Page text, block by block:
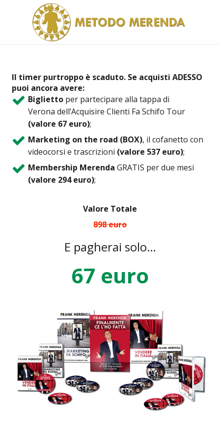
Il timer purtroppo è scaduto. Se acquisti ADESSO
puoi ancora avere:
Biglietto per partecipare alla tappa di
Verona dell’Acquisire Clienti Fa Schifo Tour
(valore 67 euro);
Marketing on the road (BOX), il cofanetto con
videocorsi e trascrizioni (valore 537 euro);
Membership Merenda GRATIS per due mesi
(valore 294 euro);
Valore Totale
898 euro
E pagherai solo…
67 euro